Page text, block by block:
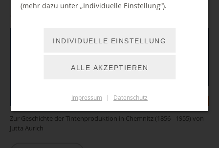
Zur Geschichte der Tintenproduktion in Chemnitz (1856 –1955) von
Jutta Aurich
(mehr dazu unter „Individuelle Einstellung“).
INDIVIDUELLE EINSTELLUNG
ALLE AKZEPTIEREN
Impressum | Datenschutz